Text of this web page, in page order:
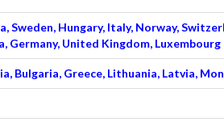
Sweden, Hungary, Italy, Norway,
Germany, United Kingdom, Luxembourg
Bulgaria, Greece, Lithuania, Latvia,